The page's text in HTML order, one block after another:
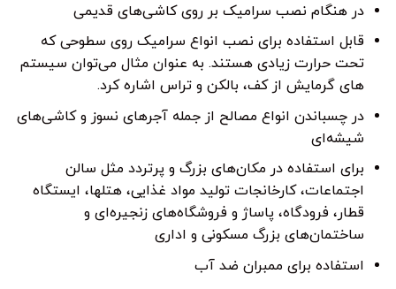
در هنگام نصب سرامیک بر روی کاشی‌های قدیمی
قابل استفاده برای نصب انواع سرامیک روی سطوحی که
تحت حرارت زیادی هستند. به عنوان مثال می‌توان سیستم
های گرمایش از کف، بالکن و تراس اشاره کرد.
در چسباندن انواع مصالح از جمله آجرهای نسوز و کاشی‌های
شیشه‌ای
برای استفاده در مکان‌های بزرگ و پرتردد مثل سالن
اجتماعات، کارخانجات تولید مواد غذایی، هتل‎ها، ایستگاه
قطار، فرودگاه، پاساژ و فروشگاه‌های زنجیره‌ای و
ساختمان‌های بزرگ مسکونی و اداری
استفاده برای ممبران ضد آب